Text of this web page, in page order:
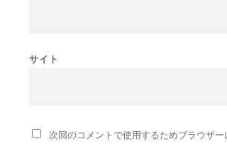
サイト
次回のコメントで使用するためブラウザ